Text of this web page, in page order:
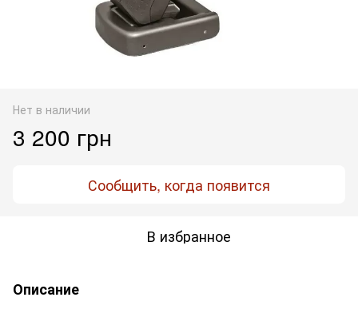
Нет в наличии
3 200 грн
Сообщить, когда появится
В избранное
Описание